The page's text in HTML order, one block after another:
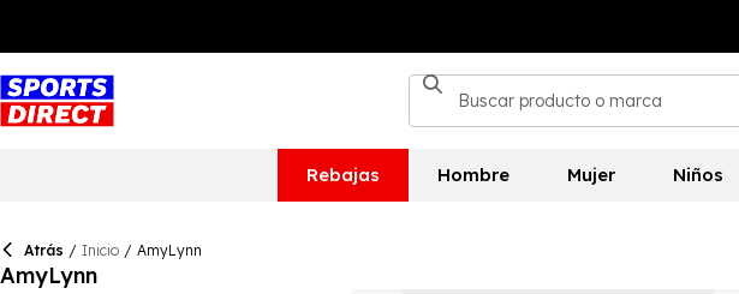
Rebajas Hombre Mujer Niños
Atrás / Inicio / AmyLynn
AmyLynn